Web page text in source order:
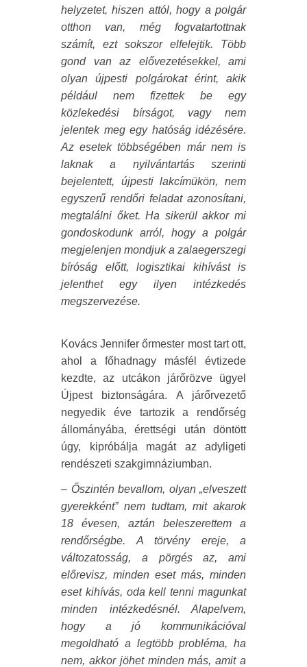
helyzetet, hiszen attól, hogy a polgár
otthon van, még fogvatartottnak
számít, ezt sokszor elfelejtik. Több
gond van az elővezetésekkel, ami
olyan újpesti polgárokat érint, akik
például nem fizettek be egy
közlekedési bírságot, vagy nem
jelentek meg egy hatóság idézésére.
Az esetek többségében már nem is
laknak a nyilvántartás szerinti
bejelentett, újpesti lakcímükön, nem
egyszerű rendőri feladat azonosítani,
megtalálni őket. Ha sikerül akkor mi
gondoskodunk arról, hogy a polgár
megjelenjen mondjuk a zalaegerszegi
bíróság előtt, logisztikai kihívást is
jelenthet egy ilyen intézkedés
megszervezése.
Kovács Jennifer őrmester most tart ott,
ahol a főhadnagy másfél évtizede
kezdte, az utcákon járőrözve ügyel
Újpest biztonságára. A járőrvezető
negyedik éve tartozik a rendőrség
állományába, érettségi után döntött
úgy, kipróbálja magát az adyligeti
rendészeti szakgimnáziumban.
– Őszintén bevallom, olyan „elveszett
gyerekként” nem tudtam, mit akarok
18 évesen, aztán beleszerettem a
rendőrségbe. A törvény ereje, a
változatosság, a pörgés az, ami
előrevisz, minden eset más, minden
eset kihívás, oda kell tenni magunkat
minden intézkedésnél. Alapelvem,
hogy a jó kommunikációval
megoldható a legtöbb probléma, ha
nem, akkor jöhet minden más, amit a